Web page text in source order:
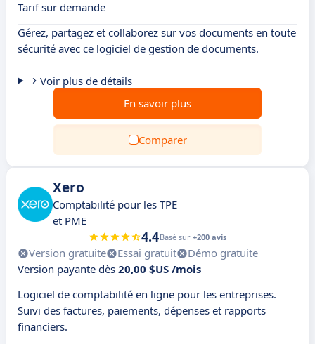
Tarif sur demande
Gérez, partagez et collaborez sur vos documents en toute
sécurité avec ce logiciel de gestion de documents.
Voir plus de détails
En savoir plus
Comparer
Xero
Comptabilité pour les TPE
et PME
4.4Basé sur +200 avis
Version gratuite Essai gratuit
Démo gratuite
Version payante dès 20,00 $US /mois
Logiciel de comptabilité en ligne pour les entreprises.
Suivi des factures, paiements, dépenses et rapports
financiers.